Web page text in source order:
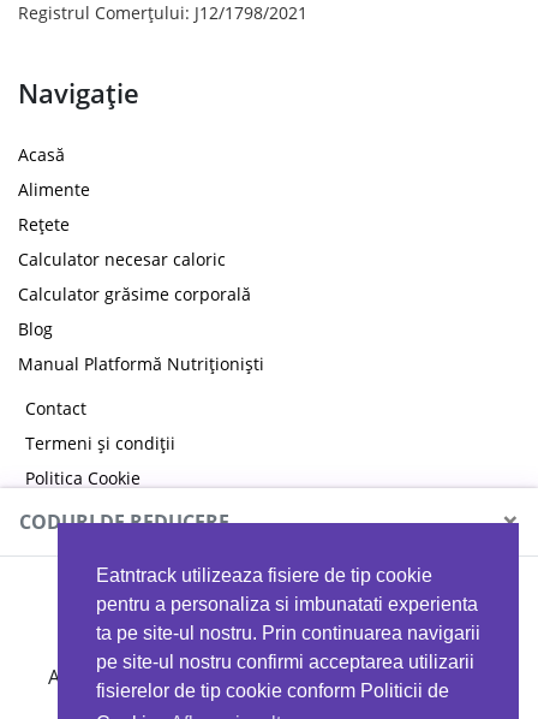
Eatntrack utilizeaza fisiere de tip cookie
pentru a personaliza si imbunatati experienta
ta pe site-ul nostru. Prin continuarea navigarii
pe site-ul nostru confirmi acceptarea utilizarii
fisierelor de tip cookie conform Politicii de
Registrul Comerțului: J12/1798/2021
Navigație
Acasă
Alimente
Rețete
Calculator necesar caloric
Calculator grăsime corporală
Blog
Manual Platformă Nutriționiști
Contact
Termeni și condiții
Politica Cookie
Politica de confidențialitate
CODURI DE REDUCERE ×
MYPROTEIN
Ai 40%reducere la orice comandă folosind codul
EATTRACK